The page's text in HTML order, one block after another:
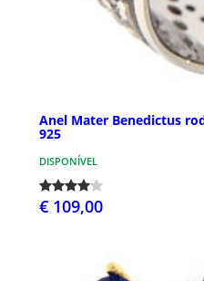
Anel Mater Benedictus
925
DISPONÍVEL
€ 109,00